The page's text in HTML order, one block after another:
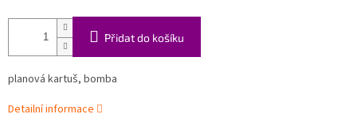
Přidat do košíku
planová kartuš, bomba
Detailní informace